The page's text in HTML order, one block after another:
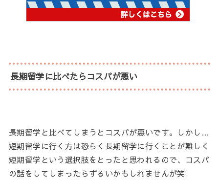
長期留学に比べたらコスパが悪い
長期留学と比べてしまうとコスパが悪いです。しかし…
短期留学に行く方は恐らく長期留学に行くことが難しく
短期留学という選択肢をとったと思われるので、コスパ
の話をしてしまったらずるいかもしれませんが笑